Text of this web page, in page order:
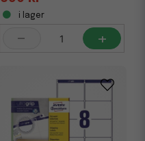
i lager
- +